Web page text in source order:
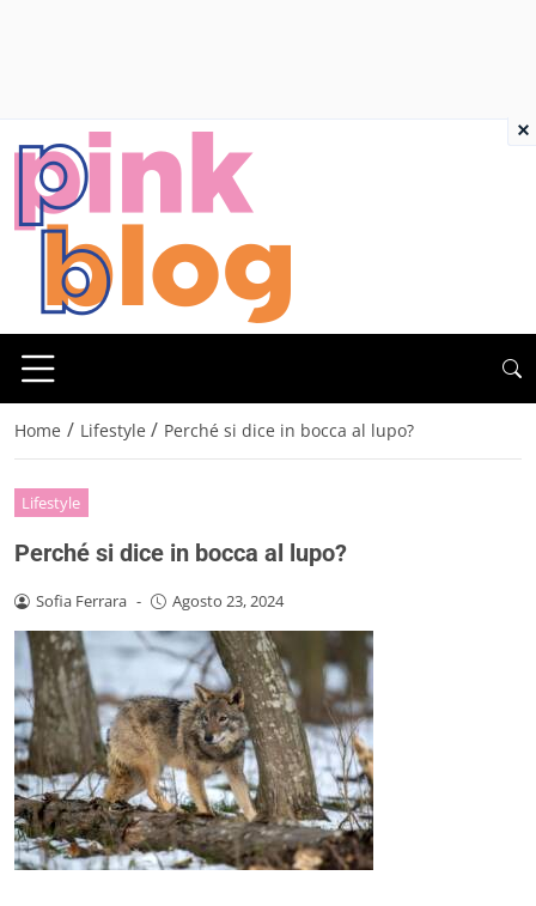
Home / Lifestyle / Perché si dice in bocca al lupo?
Lifestyle
Perché si dice in bocca al lupo?
Sofia Ferrara - Agosto 23, 2024
×